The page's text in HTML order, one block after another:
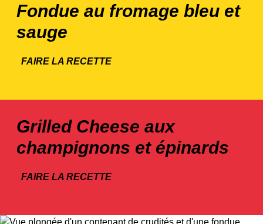
Fondue au fromage bleu et
sauge
FAIRE LA RECETTE
Grilled Cheese aux
champignons et épinards
FAIRE LA RECETTE